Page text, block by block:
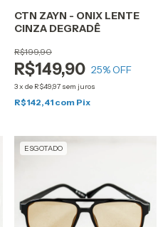
CTN ZAYN - ONIX LENTE
CINZA DEGRADÊ
R$149,90
R$199,90
25% OFF
3x de R$49,97 sem juros
R$142,41 com Pix
ESGOTADO